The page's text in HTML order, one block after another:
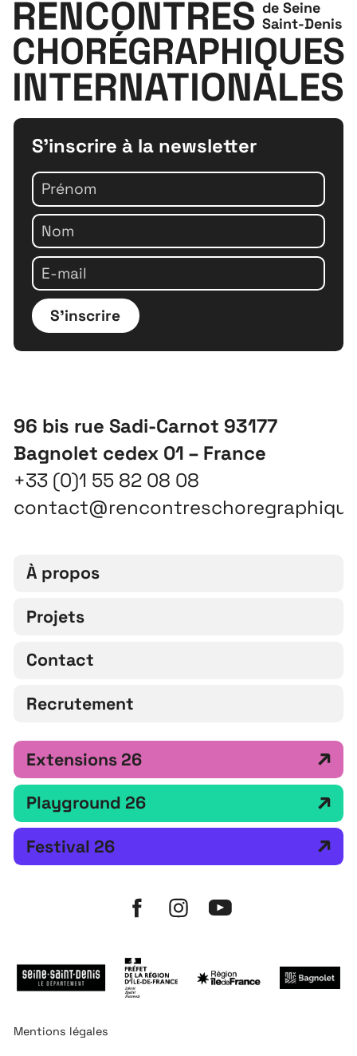
RENCONTRES
CHORÉGRAPHIQUES
INTERNATIONALES
de Seine
Saint-Denis
S'inscrire à la newsletter
S'inscrire
96 bis rue Sadi-Carnot 93177
Bagnolet cedex 01 – France
+33 (0)1 55 82 08 08
À propos
Projets
Contact
Recrutement
Extensions 26
Playground 26
Festival 26
Mentions légales